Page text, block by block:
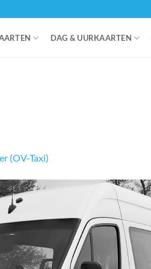
DAG & UURKAARTEN
(OV-Taxi)